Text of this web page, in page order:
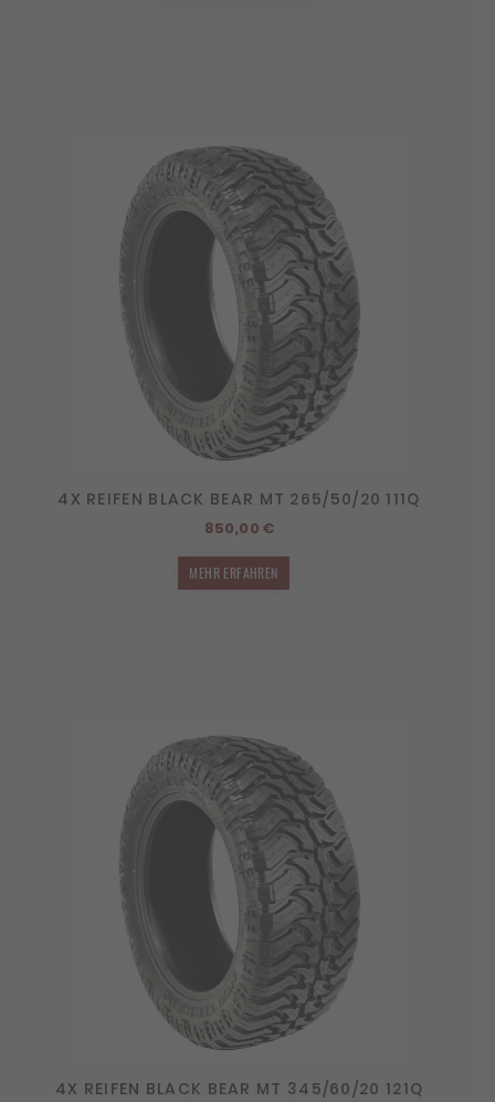
4X REIFEN BLACK BEAR MT 265/50/20 111Q
850,00 €
MEHR ERFAHREN
4X REIFEN BLACK BEAR MT 345/60/20 121Q